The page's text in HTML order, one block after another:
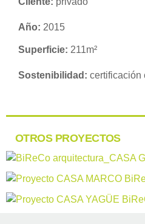
Año: 2015
Superficie: 211m²
Sostenibilidad: certificación
OTROS PROYECTOS